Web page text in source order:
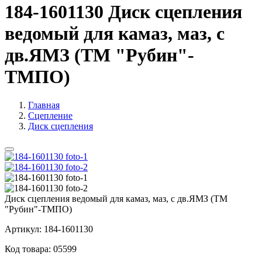
184-1601130 Диск сцепления
ведомый для камаз, маз, с
дв.ЯМЗ (ТМ "Рубин"-
ТМПО)
Главная
Сцепление
Диск сцепления
Диск сцепления ведомый для камаз, маз, с дв.ЯМЗ (ТМ
"Рубин"-ТМПО)
Артикул: 184-1601130
Код товара: 05599